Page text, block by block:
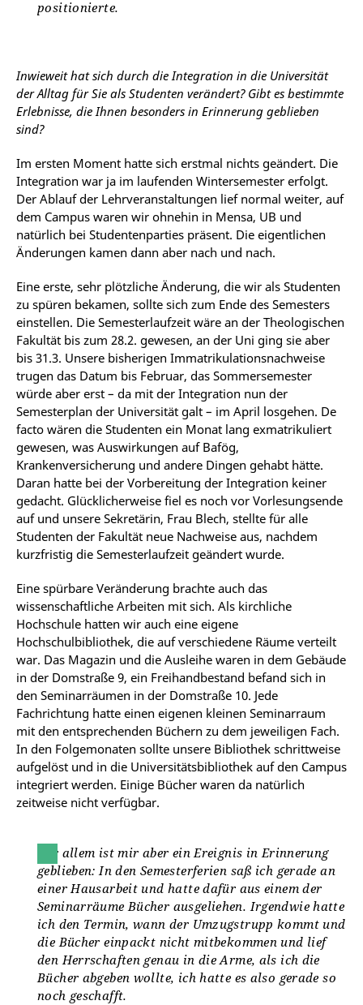
positionierte.
Inwieweit hat sich durch die Integration in die Universität
der Alltag für Sie als Studenten verändert? Gibt es bestimmte
Erlebnisse, die Ihnen besonders in Erinnerung geblieben
sind?
Im ersten Moment hatte sich erstmal nichts geändert. Die
Integration war ja im laufenden Wintersemester erfolgt.
Der Ablauf der Lehrveranstaltungen lief normal weiter, auf
dem Campus waren wir ohnehin in Mensa, UB und
natürlich bei Studentenparties präsent. Die eigentlichen
Änderungen kamen dann aber nach und nach.
Eine erste, sehr plötzliche Änderung, die wir als Studenten
zu spüren bekamen, sollte sich zum Ende des Semesters
einstellen. Die Semesterlaufzeit wäre an der Theologischen
Fakultät bis zum 28.2. gewesen, an der Uni ging sie aber
bis 31.3. Unsere bisherigen Immatrikulationsnachweise
trugen das Datum bis Februar, das Sommersemester
würde aber erst – da mit der Integration nun der
Semesterplan der Universität galt – im April losgehen. De
facto wären die Studenten ein Monat lang exmatrikuliert
gewesen, was Auswirkungen auf Bafög,
Krankenversicherung und andere Dingen gehabt hätte.
Daran hatte bei der Vorbereitung der Integration keiner
gedacht. Glücklicherweise fiel es noch vor Vorlesungsende
auf und unsere Sekretärin, Frau Blech, stellte für alle
Studenten der Fakultät neue Nachweise aus, nachdem
kurzfristig die Semesterlaufzeit geändert wurde.
Eine spürbare Veränderung brachte auch das
wissenschaftliche Arbeiten mit sich. Als kirchliche
Hochschule hatten wir auch eine eigene
Hochschulbibliothek, die auf verschiedene Räume verteilt
war. Das Magazin und die Ausleihe waren in dem Gebäude
in der Domstraße 9, ein Freihandbestand befand sich in
den Seminarräumen in der Domstraße 10. Jede
Fachrichtung hatte einen eigenen kleinen Seminarraum
mit den entsprechenden Büchern zu dem jeweiligen Fach.
In den Folgemonaten sollte unsere Bibliothek schrittweise
aufgelöst und in die Universitätsbibliothek auf den Campus
integriert werden. Einige Bücher waren da natürlich
zeitweise nicht verfügbar.
Vor allem ist mir aber ein Ereignis in Erinnerung
geblieben: In den Semesterferien saß ich gerade an
einer Hausarbeit und hatte dafür aus einem der
Seminarräume Bücher ausgeliehen. Irgendwie hatte
ich den Termin, wann der Umzugstrupp kommt und
die Bücher einpackt nicht mitbekommen und lief
den Herrschaften genau in die Arme, als ich die
Bücher abgeben wollte, ich hatte es also gerade so
noch geschafft.